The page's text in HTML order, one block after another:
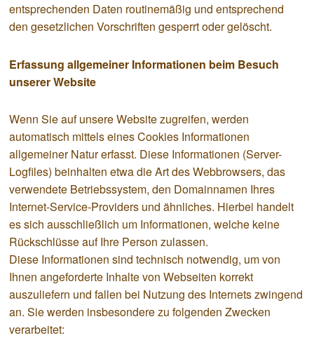
entsprechenden Daten routinemäßig und entsprechend
den gesetzlichen Vorschriften gesperrt oder gelöscht.
Erfassung allgemeiner Informationen beim Besuch
unserer Website
Wenn Sie auf unsere Website zugreifen, werden
automatisch mittels eines Cookies Informationen
allgemeiner Natur erfasst. Diese Informationen (Server-
Logfiles) beinhalten etwa die Art des Webbrowsers, das
verwendete Betriebssystem, den Domainnamen Ihres
Internet-Service-Providers und ähnliches. Hierbei handelt
es sich ausschließlich um Informationen, welche keine
Rückschlüsse auf Ihre Person zulassen.
Diese Informationen sind technisch notwendig, um von
Ihnen angeforderte Inhalte von Webseiten korrekt
auszuliefern und fallen bei Nutzung des Internets zwingend
an. Sie werden insbesondere zu folgenden Zwecken
verarbeitet: